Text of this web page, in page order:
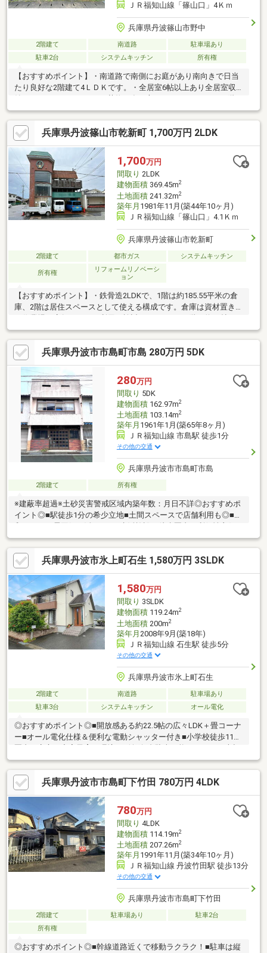
ＪＲ福知山線「篠山口」4Ｋｍ
兵庫県丹波篠山市野中
2階建て 南道路
駐車場あり
駐車2台
システムキッチン 所有権
【おすすめポイント】・南道路で南側にお庭があり南向きで日当
たり良好な2階建て4ＬＤＫです。・全居室6帖以上あり全居室収
2階にトイレがあり忙しい朝にも便利です。・南側の玄関は吹抜け
になっていて明るく開放的です。・1階の和室は2面採光になって
いて南側の掃き出し窓はお庭を眺めながらのんびりお過ごしいた
だけます。【周辺施設】・ローソン篠山野中店まで300ｍ（徒歩4
分）・ザ・ビッグ篠山店まで1900ｍ（徒歩24分）・サンドラッグ
篠山まで2400ｍ（車5分）・バザールタウン篠山ＮＥＷＳ館まで
3600ｍ（車8分）
兵庫県丹波篠山市乾新町 1,700万円 2LDK
1,700万円
間取り 2LDK
建物面積369.45m2
土地面積241.32m2
築年月 1981年11月(築44年10ヶ月)
ＪＲ福知山線「篠山口」4.1Ｋｍ
兵庫県丹波篠山市乾新町
2階建て 都市ガス システムキッチン
所有権
リフォームリノベーシ
ョン
【おすすめポイント】・鉄骨造2LDKで、1階は約185.55平米の倉
庫、2階は居住スペースとして使える構成です。倉庫は資材置き場
12帖の洋室を備え、全居室に収納付きで空間を分けて使えま
す。・IHのシステムキッチンや公営上下水道、都市ガスを備えた
住居仕様です。・広めのバルコニーがあり、外に出て過ごす時間
も確保できます。・前面道路は約10メートルあり、車の出入りが
しやすく日常の移動にもゆとりのある立地です。・山城跡まで約
950メートル（徒歩12分）と近く、散歩や散策で四季の移ろいを
感じられる環境です。
兵庫県丹波市市島町市島 280万円 5DK
280万円
間取り 5DK
建物面積162.97m2
土地面積103.14m2
築年月 1961年1月(築65年8ヶ月)
ＪＲ福知山線 市島駅 徒歩1分
その他の交通
兵庫県丹波市市島町市島
2階建て 所有権
※建蔽率超過※土砂災害警戒区域内築年数：月日不詳◎おすすめポ
イント◎■駅徒歩1分の希少立地■土間スペースで店舗利用も◎■昭
◎物件の周辺環境◎■吉見小学校：徒歩約8分■市島中学校：徒歩
約18分■フレッシュバザール市島店：徒歩約8分■セブンイレブン
丹波市島町店：徒歩約7分◆ホームライフ不動産◆当日の内覧・
ご見学もご相談ください♪メールやお電話でも各種ご相談を承って
おります！『お家探し』『ご売却』『リフォーム』『新築』など
のご相談は『アーキホームライフ不動産』におまかせ下さい！
兵庫県丹波市氷上町石生 1,580万円 3SLDK
1,580万円
間取り 3SLDK
建物面積119.24m2
土地面積200m2
築年月 2008年9月(築18年)
ＪＲ福知山線 石生駅 徒歩5分
その他の交通
兵庫県丹波市氷上町石生
2階建て 南道路
駐車場あり
駐車3台
システムキッチン オール電化
◎おすすめポイント◎■開放感ある約22.5帖の広々LDK＋畳コーナ
ー■オール電化仕様＆便利な電動シャッター付き■小学校徒歩11分
な自転車を守るサイクルポート完備◎物件の周辺環境◎■東小学
校：徒歩約11分■氷上中学校：徒歩約62分（自転車20分）■ローソ
ン氷上町石生店：徒歩約5分■石生駅：徒歩約4分◆ホームライフ
不動産◆当日の内覧・ご見学もご相談ください♪メールやお電話
でも各種ご相談を承っております！『お家探し』『ご売却』『リ
フォーム』『新築』などのご相談は『アーキホームライフ不動
産』におまかせ下さい！
兵庫県丹波市市島町下竹田 780万円 4LDK
780万円
間取り 4LDK
建物面積114.19m2
土地面積207.26m2
築年月 1991年11月(築34年10ヶ月)
ＪＲ福知山線 丹波竹田駅 徒歩13分
その他の交通
兵庫県丹波市市島町下竹田
2階建て 駐車場あり
駐車2台
所有権
◎おすすめポイント◎■幹線道路近くで移動ラクラク！■駐車は縦